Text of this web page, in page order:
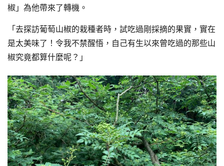
椒」為他帶來了轉機。
「去探訪葡萄山椒的栽種者時，試吃過剛採摘的果實，實在
是太美味了！令我不禁醒悟，自己有生以來曾吃過的那些山
椒究竟都算什麼呢？」